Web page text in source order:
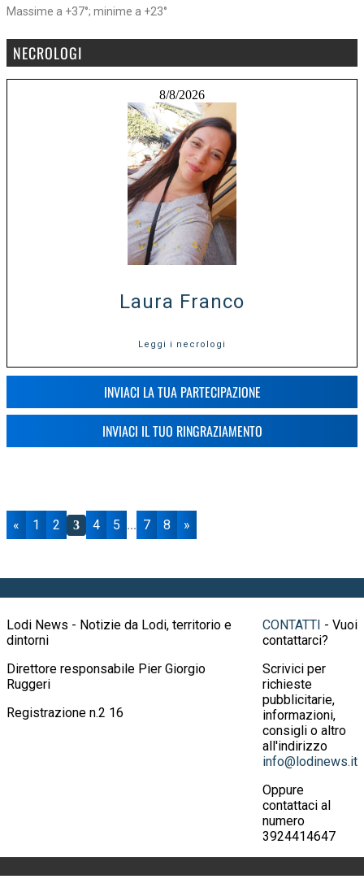
Massime a +37°; minime a +23°
NECROLOGI
8/8/2026
Laura Franco
Leggi i necrologi
INVIACI LA TUA PARTECIPAZIONE
INVIACI IL TUO RINGRAZIAMENTO
« 1 2 3 4 5 ... 7 8 »
Lodi News - Notizie da Lodi, territorio e
dintorni
Direttore responsabile Pier Giorgio
Ruggeri
Registrazione n.2 16
CONTATTI - Vuoi
contattarci?
Scrivici per
richieste
pubblicitarie,
informazioni,
consigli o altro
all'indirizzo
info@lodinews.it
Oppure
contattaci al
numero
3924414647